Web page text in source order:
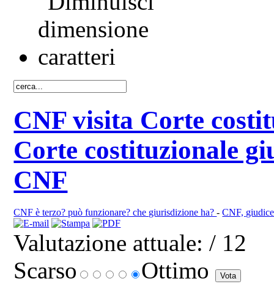
CNF visita Corte
Corte costituzionale
CNF
CNF è terzo? può funzionare? che giurisdizione ha?-CNF,
Valutazione attuale: / 12
Scarso
Ottimo